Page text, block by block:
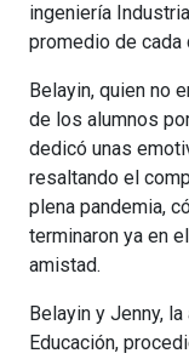
ingeniería
promedio de cada
Belayin, quien no
de los alumnos
dedicó unas
resaltando el
plena pandemia,
terminaron ya en
amistad.
Belayin y Jenny, la
Educación,